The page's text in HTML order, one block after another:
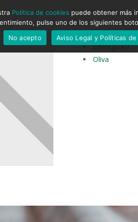
Bellreguard
Oliva
Política de cookies puede obtener más
pulse uno de los siguientes
No acepto Aviso Legal y Políticas de